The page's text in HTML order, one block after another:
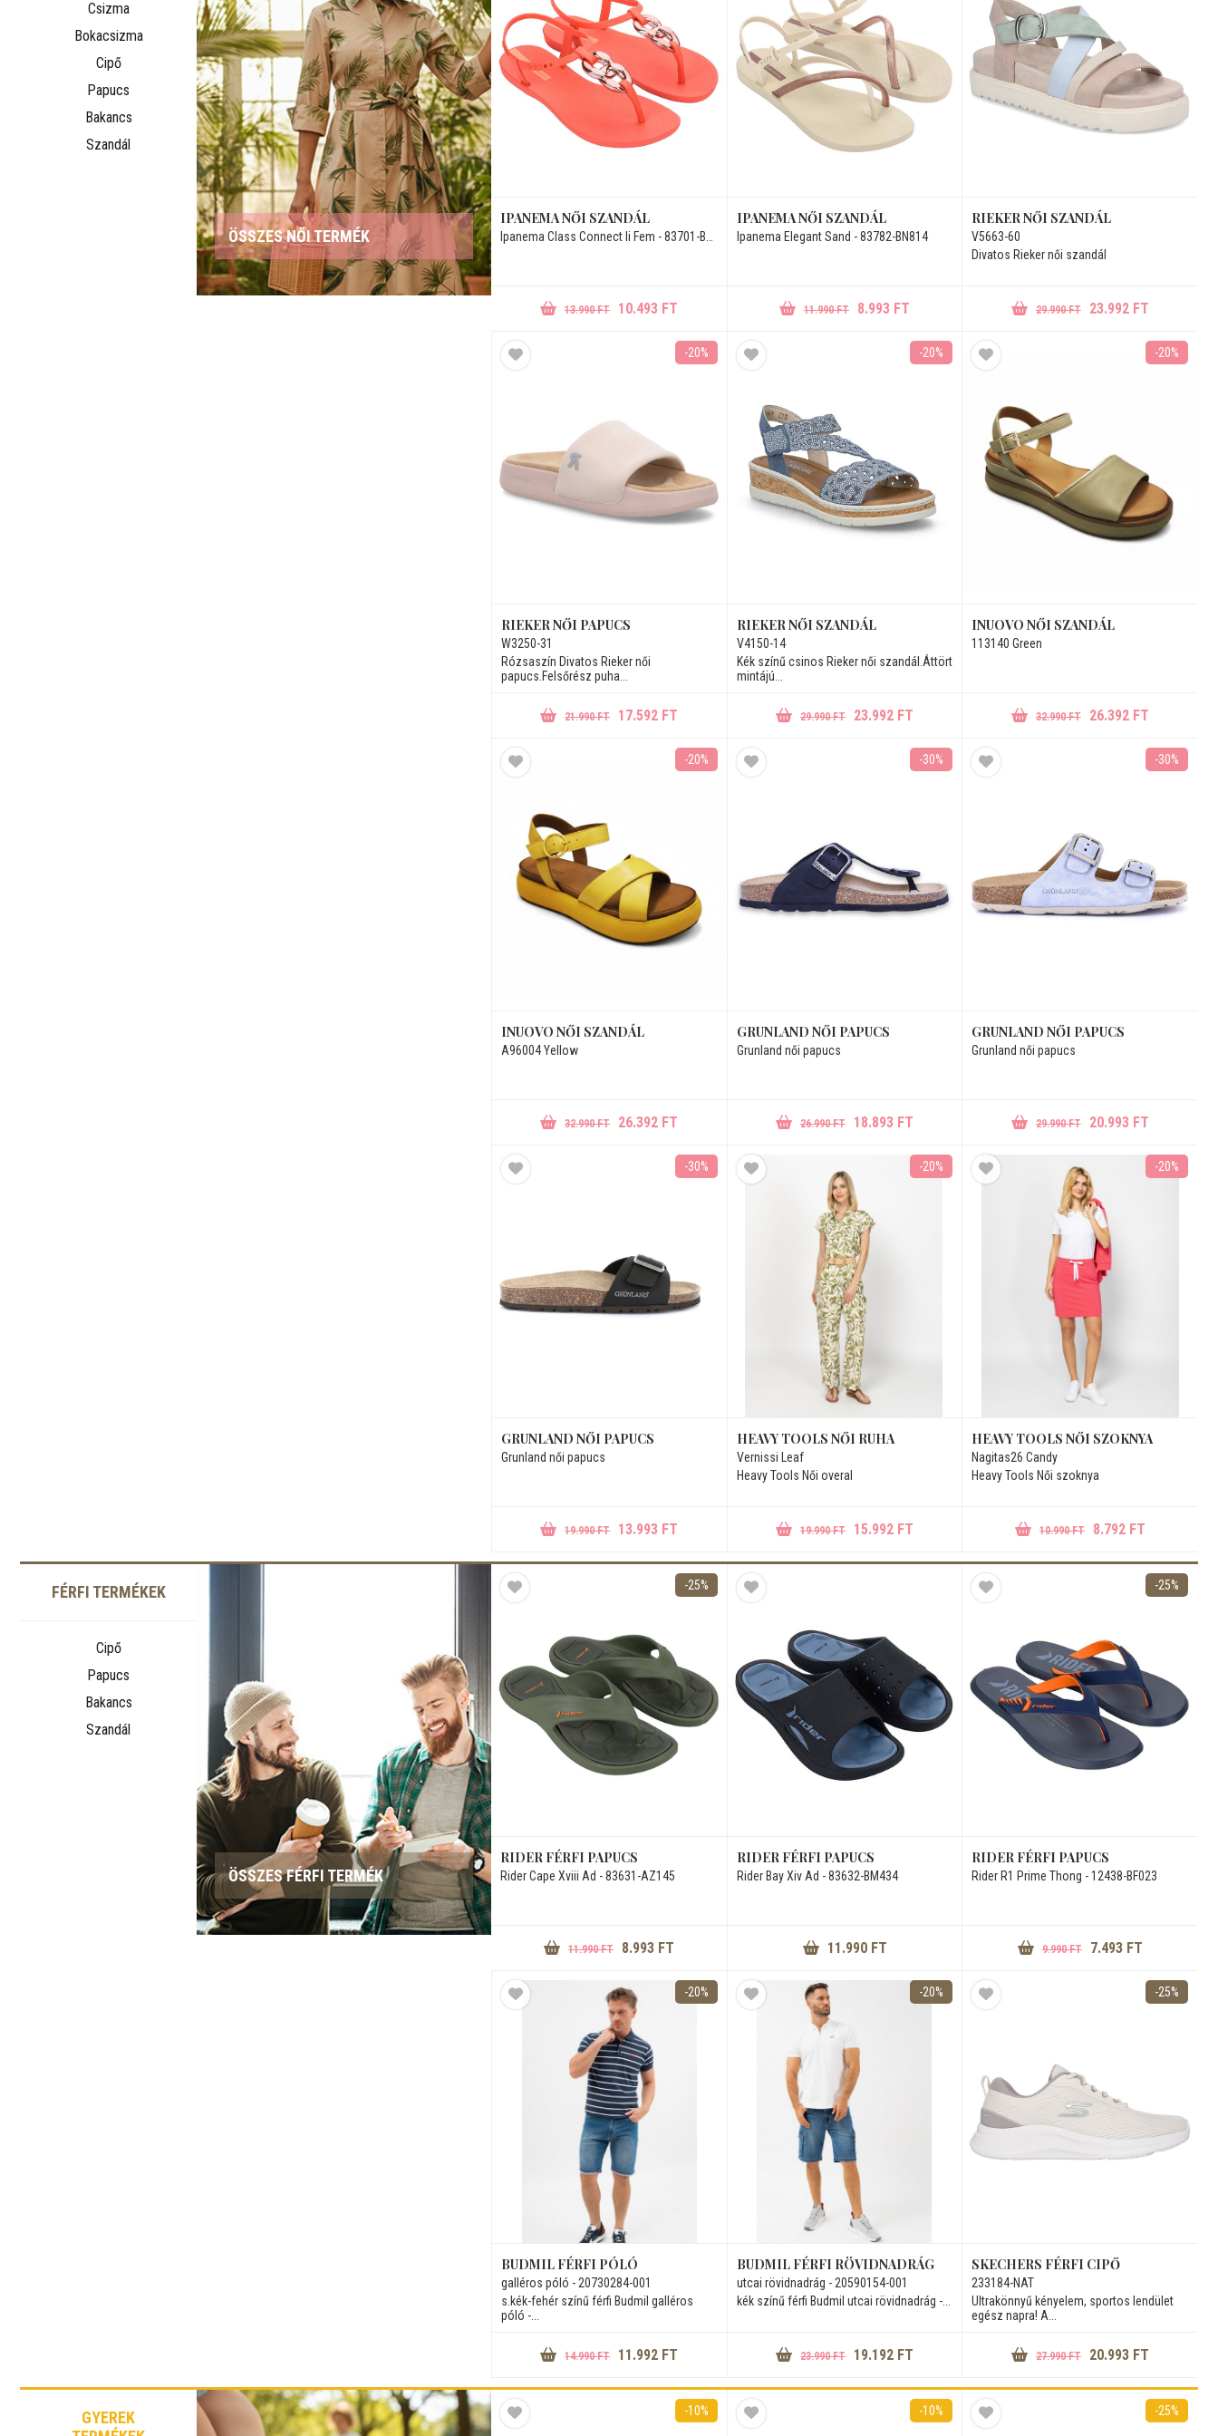
Csizma
Bokacsizma
Cipő
Papucs
Bakancs
Szandál
ÖSSZES NŐI TERMÉK
IPANEMA NŐI SZANDÁL
13.990 FT 10.493 FT
IPANEMA NŐI SZANDÁL
Ipanema Elegant Sand - 83782-BN814
11.990 FT 8.993 FT
RIEKER NŐI SZANDÁL
V5663-60
Divatos Rieker női szandál
29.990 FT 23.992 FT
-20%
RIEKER NŐI PAPUCS
W3250-31
Rózsaszín Divatos Rieker női
papucs.Felsőrész puha...
21.990 FT 17.592 FT
-20%
RIEKER NŐI SZANDÁL
V4150-14
Kék színű csinos Rieker női szandál.Áttört
mintájú...
29.990 FT 23.992 FT
-20%
INUOVO NŐI SZANDÁL
113140 Green
32.990 FT 26.392 FT
-20%
INUOVO NŐI SZANDÁL
A96004 Yellow
32.990 FT 26.392 FT
-30%
GRUNLAND NŐI PAPUCS
Grunland női papucs
26.990 FT 18.893 FT
-30%
GRUNLAND NŐI PAPUCS
Grunland női papucs
29.990 FT 20.993 FT
-30%
GRUNLAND NŐI PAPUCS
Grunland női papucs
19.990 FT 13.993 FT
-20%
HEAVY TOOLS NŐI RUHA
Vernissi Leaf
Heavy Tools Női overal
19.990 FT 15.992 FT
-20%
HEAVY TOOLS NŐI SZOKNYA
Nagitas26 Candy
Heavy Tools Női szoknya
10.990 FT 8.792 FT
FÉRFI TERMÉKEK
Cipő
Papucs
Bakancs
Szandál
ÖSSZES FÉRFI TERMÉK
-25%
RIDER FÉRFI PAPUCS
Rider Cape Xviii Ad - 83631-AZ145
11.990 FT 8.993 FT
RIDER FÉRFI PAPUCS
Rider Bay Xiv Ad - 83632-BM434
11.990 FT
-25%
RIDER FÉRFI PAPUCS
Rider R1 Prime Thong - 12438-BF023
9.990 FT 7.493 FT
-20%
BUDMIL FÉRFI PÓLÓ
galléros póló - 20730284-001
s.kék-fehér színű férfi Budmil galléros
póló -...
14.990 FT 11.992 FT
-20%
BUDMIL FÉRFI RÖVIDNADRÁG
utcai rövidnadrág - 20590154-001
kék színű férfi Budmil utcai rövidnadrág -...
23.990 FT 19.192 FT
-25%
SKECHERS FÉRFI CIPŐ
233184-NAT
Ultrakönnyű kényelem, sportos lendület
egész napra! A...
27.990 FT 20.993 FT
GYEREK
-10% -10% -25%